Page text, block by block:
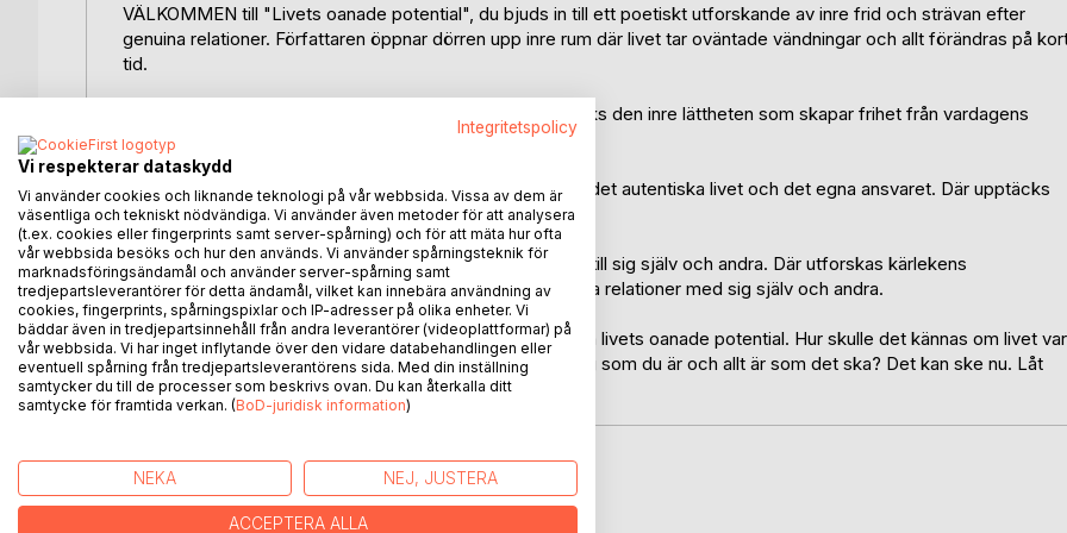
VÄLKOMMEN till "Livets oanade potential", du bjuds in till ett poetiskt utforskande av inre frid och strävan efter
genuina relationer. Författaren öppnar dörren upp inre rum där livet tar oväntade vändningar och allt förändras på
tid.
Lätthetens rum, som vill vidga livets potential. Där upptäcks den inre lättheten som skapar frihet från vardagens
upplevda begränsningar.
Medvetandets rum, som vill fördjupar självmedvetenhet, det autentiska livet och det egna ansvaret. Där upptäcks
förståelsen sig själv och världen ur flera dimensioner.
Kärlekens rum, som expanderar den villkorslösa kärleken till sig själv och andra. Där utforskas kärlekens
transformativa kraft och glädjen att leva i harmoni i genuina relationer med sig själv och andra.
En innerlig inbjudan att utforska själens djup och omfamna livets oanade potential. Hur skulle det kännas om livet var
lättare och mer kärleksfullt? Vad händer om du är tillräcklig som du är och allt är som det ska? Det kan ske nu. Låt
dig överraskas.
ANDRA TITLAR HOSBoD
Integritetspolicy
Vi respekterar dataskydd
Vi använder cookies och liknande teknologi på vår webbsida. Vissa av dem är
väsentliga och tekniskt nödvändiga. Vi använder även metoder för att analysera
(t.ex. cookies eller fingerprints samt server-spårning) och för att mäta hur ofta
vår webbsida besöks och hur den används. Vi använder spårningsteknik för
marknadsföringsändamål och använder server-spårning samt
tredjepartsleverantörer för detta ändamål, vilket kan innebära användning av
cookies, fingerprints, spårningspixlar och IP-adresser på olika enheter. Vi
bäddar även in tredjepartsinnehåll från andra leverantörer (videoplattformar) på
vår webbsida. Vi har inget inflytande över den vidare databehandlingen eller
eventuell spårning från tredjepartsleverantörens sida. Med din inställning
samtycker du till de processer som beskrivs ovan. Du kan återkalla ditt
samtycke för framtida verkan. (BoD-juridisk information)
NEKA NEJ, JUSTERA
ACCEPTERA ALLA